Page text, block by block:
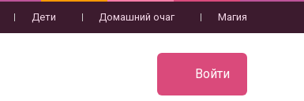
Дети Домашний очаг Магия
Войти